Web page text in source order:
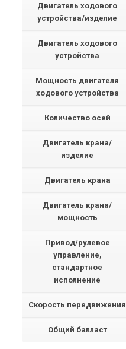
Двигатель ходового
устройства/изделие
Двигатель ходового
устройства
Мощность двигателя
ходового устройства
Количество осей
Двигатель крана/
изделие
Двигатель крана
Двигатель крана/
мощность
Привод/рулевое
управление,
стандартное
исполнение
Скорость передвижения
Общий балласт